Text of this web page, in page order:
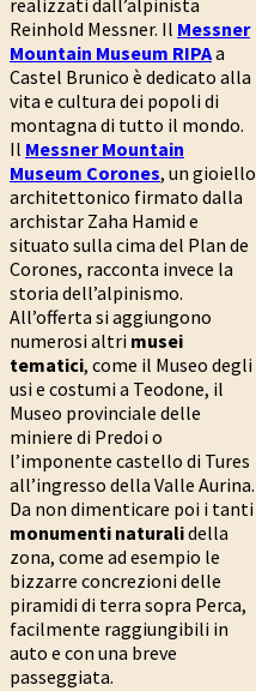
realizzati dall’alpinista
Reinhold Messner. Il Messner
Mountain Museum RIPAa
Castel Brunico è dedicato alla
vita e cultura dei popoli di
montagna di tutto il mondo.
Il Messner Mountain
Museum Corones, un gioiello
architettonico firmato dalla
archistar Zaha Hamid e
situato sulla cima del Plan de
Corones, racconta invece la
storia dell’alpinismo.
All’offerta si aggiungono
numerosi altri musei
tematici, come il Museo degli
usi e costumi a Teodone, il
Museo provinciale delle
miniere di Predoi o
l’imponente castello di Tures
all’ingresso della Valle Aurina.
Da non dimenticare poi i tanti
monumenti naturalidella
zona, come ad esempio le
bizzarre concrezioni delle
piramidi di terra sopra Perca,
facilmente raggiungibili in
auto e con una breve
passeggiata.